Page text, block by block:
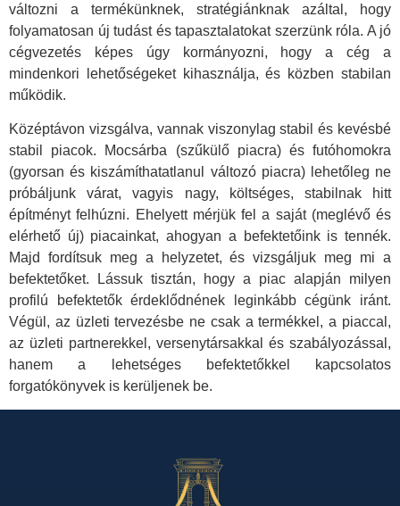
változni a termékünknek, stratégiánknak azáltal, hogy
folyamatosan új tudást és tapasztalatokat szerzünk róla. A jó
cégvezetés képes úgy kormányozni, hogy a cég a
mindenkori lehetőségeket kihasználja, és közben stabilan
működik.
Középtávon vizsgálva, vannak viszonylag stabil és kevésbé
stabil piacok. Mocsárba (szűkülő piacra) és futóhomokra
(gyorsan és kiszámíthatatlanul változó piacra) lehetőleg ne
próbáljunk várat, vagyis nagy, költséges, stabilnak hitt
építményt felhúzni. Ehelyett mérjük fel a saját (meglévő és
elérhető új) piacainkat, ahogyan a befektetőink is tennék.
Majd fordítsuk meg a helyzetet, és vizsgáljuk meg mi a
befektetőket. Lássuk tisztán, hogy a piac alapján milyen
profilú befektetők érdeklődnének leginkább cégünk iránt.
Végül, az üzleti tervezésbe ne csak a termékkel, a piaccal,
az üzleti partnerekkel, versenytársakkal és szabályozással,
hanem a lehetséges befektetőkkel kapcsolatos
forgatókönyvek is kerüljenek be.